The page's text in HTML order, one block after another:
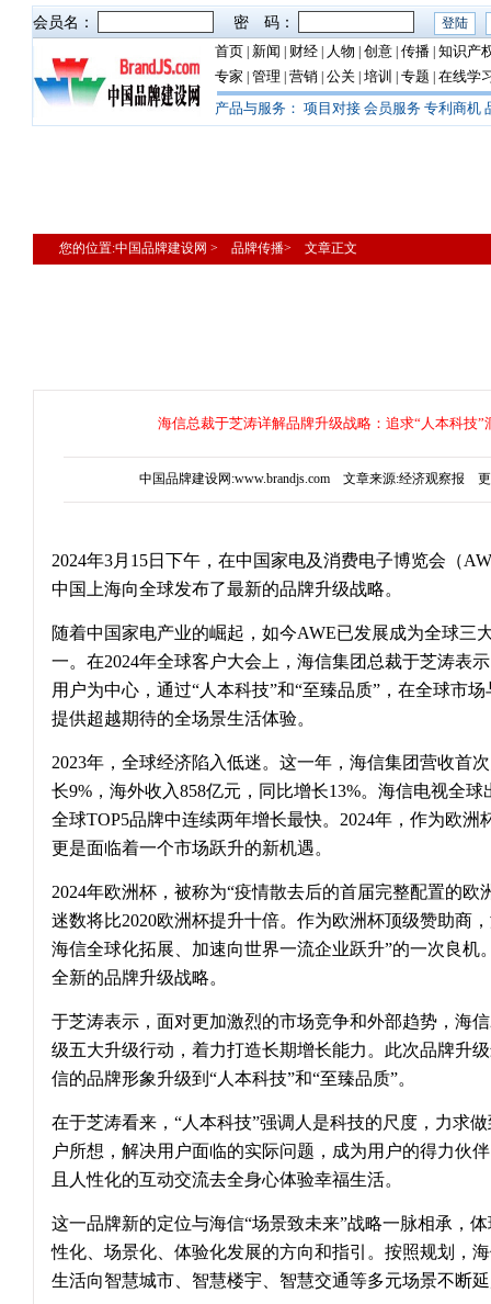
会员名：
密 码：
首页 新闻 财经 人物 创意 传播 知识产
专家 管理 营销 公关 培训 专题 在线学
产品与服务： 项目对接 会员服务 专利商机
您的位置:中国品牌建设网 > 品牌传播> 文章正文
海信总裁于芝涛详解品牌升级战略：追求“人本科技”
中国品牌建设网:www.brandjs.com 文章来源:经济观察报 更
2024年3月15日下午，在中国家电及消费电子博览会（
中国上海向全球发布了最新的品牌升级战略。
随着中国家电产业的崛起，如今AWE已发展成为全球三
一。在2024年全球客户大会上，海信集团总裁于芝涛表
用户为中心，通过“人本科技”和“至臻品质”，在全球市
提供超越期待的全场景生活体验。
2023年，全球经济陷入低迷。这一年，海信集团营收首
长9%，海外收入858亿元，同比增长13%。海信电视全
全球TOP5品牌中连续两年增长最快。2024年，作为欧洲
更是面临着一个市场跃升的新机遇。
2024年欧洲杯，被称为“疫情散去后的首届完整配置的欧
迷数将比2020欧洲杯提升十倍。作为欧洲杯顶级赞助商
海信全球化拓展、加速向世界一流企业跃升”的一次良机
全新的品牌升级战略。
于芝涛表示，面对更加激烈的市场竞争和外部趋势，海
级五大升级行动，着力打造长期增长能力。此次品牌升
信的品牌形象升级到“人本科技”和“至臻品质”。
在于芝涛看来，“人本科技”强调人是科技的尺度，力求
户所想，解决用户面临的实际问题，成为用户的得力伙
且人性化的互动交流去全身心体验幸福生活。
这一品牌新的定位与海信“场景致未来”战略一脉相承，
性化、场景化、体验化发展的方向和指引。按照规划，
生活向智慧城市、智慧楼宇、智慧交通等多元场景不断